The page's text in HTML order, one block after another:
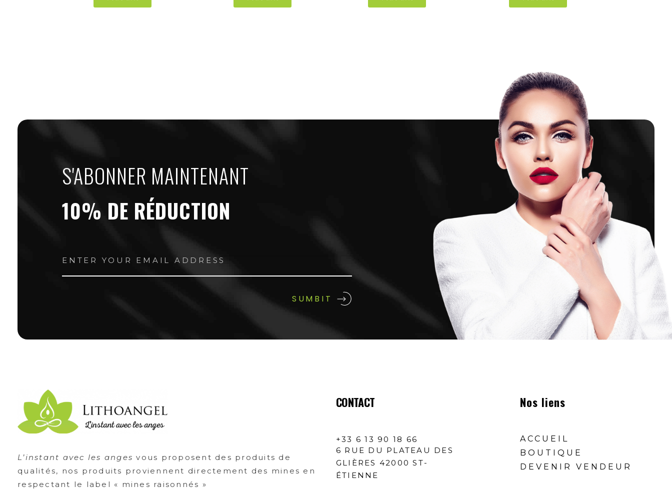
S'ABONNER MAINTENANT
10% DE RÉDUCTION
L’instant avec les anges vous proposent des produits de
qualités, nos produits proviennent directement des mines en
respectant le label « mines raisonnés »
CONTACT
+33 6 13 90 18 66
6 RUE DU PLATEAU DES
GLIÈRES 42000 ST-
ÉTIENNE
Nos liens
ACCUEIL
BOUTIQUE
DEVENIR VENDEUR